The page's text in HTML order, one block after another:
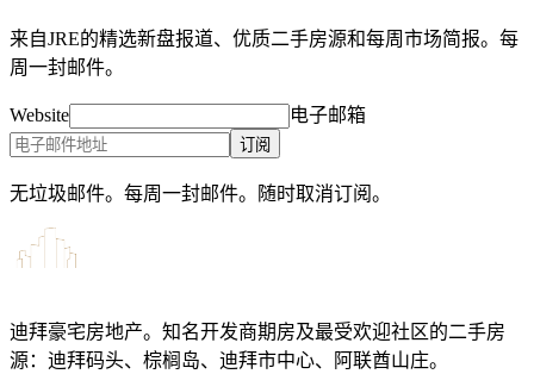
来自JRE的精选新盘报道、优质二手房源和每周市场简报。每
周一封邮件。
Website 电子邮箱
订阅
无垃圾邮件。每周一封邮件。随时取消订阅。
迪拜豪宅房地产。知名开发商期房及最受欢迎社区的二手房
源：迪拜码头、棕榈岛、迪拜市中心、阿联酋山庄。